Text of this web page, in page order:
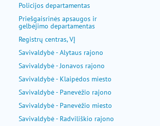
Policijos departamentas
Priešgaisrinės apsaugos ir
gelbėjimo departamentas
Registrų centras, VĮ
Savivaldybė - Alytaus rajono
Savivaldybė - Jonavos rajono
Savivaldybė - Klaipėdos miesto
Savivaldybė - Panevėžio rajono
Savivaldybė - Panevėžio miesto
Savivaldybė - Radviliškio rajono